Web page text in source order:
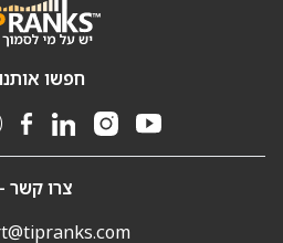
חפשו
צרו קשר -